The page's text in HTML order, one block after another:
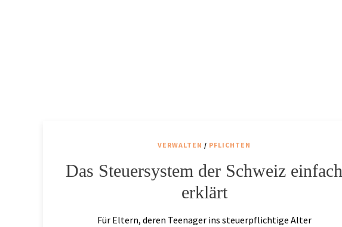
VERWALTEN / PFLICHTEN
Das Steuersystem der Schweiz einfach
erklärt
Für Eltern, deren Teenager ins steuerpflichtige Alter